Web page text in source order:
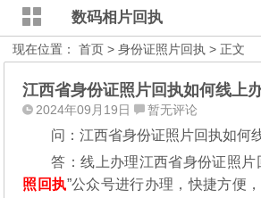
数码相片回执
现在位置：首页 >身份证照片回执 > 正文
江西省身份证照片回执如何线上
2024年09月19日 暂无评论
问：江西省身份证照片回执如何
答：线上办理江西省身份证照片
照回执”公众号进行办理，快捷方便